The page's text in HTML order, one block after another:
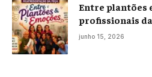
Entre plantões
profissionais
histórias reais
junho 15, 2026